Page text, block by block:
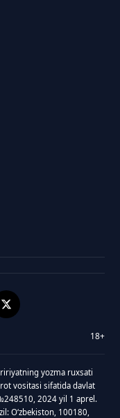
18+
yozma ruxsati
vositasi sifatida davlat
2024 yil 1 aprel.
Oʻzbekiston, 100180,